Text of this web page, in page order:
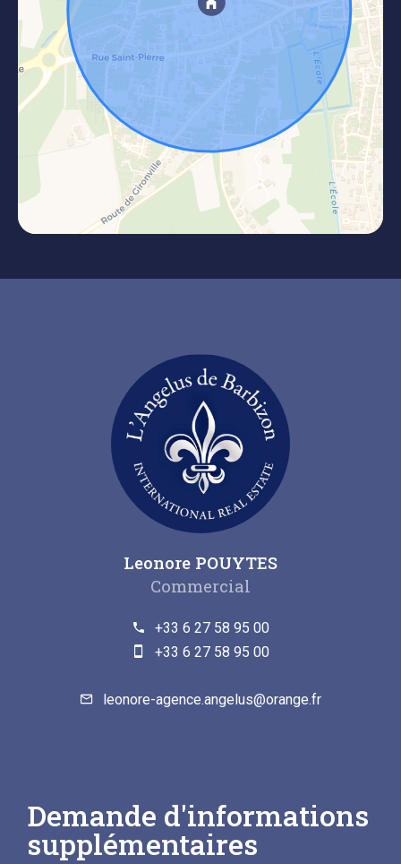
Leonore POUYTES
Commercial
+33 6 27 58 95 00
+33 6 27 58 95 00
leonore-agence.angelus@orange.fr
Demande d'informations
supplémentaires